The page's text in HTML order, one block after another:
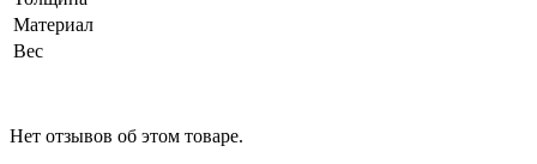
Материал
Вес
Нет отзывов об этом товаре.